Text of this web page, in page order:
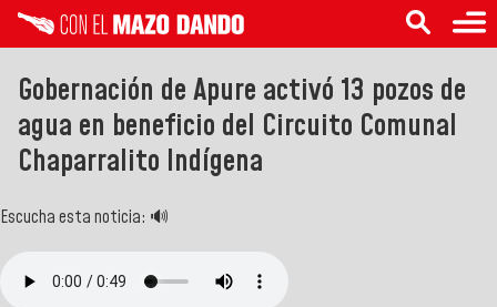
Gobernación de Apure activó 13 pozos de
agua en beneficio del Circuito Comunal
Chaparralito Indígena
Escucha esta noticia: 🔊